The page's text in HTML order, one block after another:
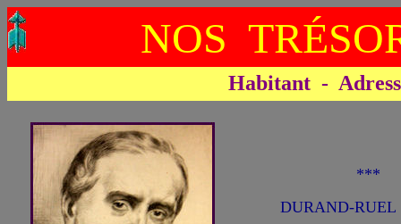
NOS
Habitant -
***
DURAND-